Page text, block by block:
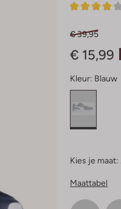
4
4
€ 39,95
€ 15,99
Kleur: Blauw
Kies je maat:
Maattabel